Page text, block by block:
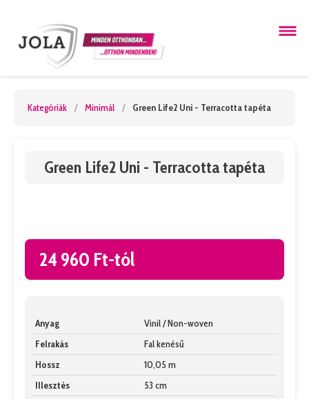
Kategóriák / Minimál / Green Life2 Uni - Terracotta tapéta
Green Life2 Uni - Terracotta tapéta
24 960 Ft-tól
Anyag
Vinil / Non-woven
Felrakás
Fal kenésű
Hossz
10,05 m
Illesztés
53 cm